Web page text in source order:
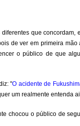
que
de ver em primeira
o público de que
"O acidente de
um realmente entenda
chocou o público de